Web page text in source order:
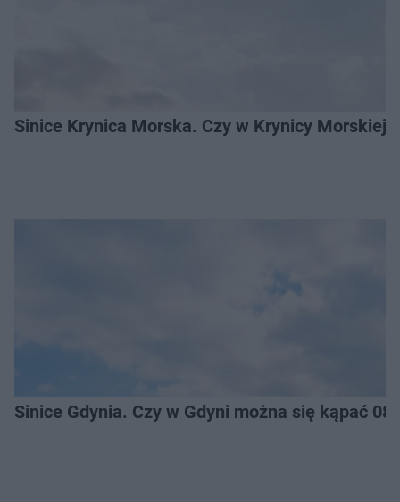
Sinice Krynica Morska. Czy w Krynicy Morskiej
Sinice Gdynia. Czy w Gdyni można się kąpać